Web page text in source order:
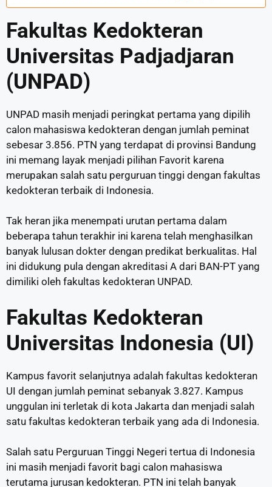
Fakultas Kedokteran
Universitas Padjadjaran
(UNPAD)
UNPAD masih menjadi peringkat pertama yang dipilih
calon mahasiswa kedokteran dengan jumlah peminat
sebesar 3.856. PTN yang terdapat di provinsi Bandung
ini memang layak menjadi pilihan Favorit karena
merupakan salah satu perguruan tinggi dengan fakultas
kedokteran terbaik di Indonesia.
Tak heran jika menempati urutan pertama dalam
beberapa tahun terakhir ini karena telah menghasilkan
banyak lulusan dokter dengan predikat berkualitas. Hal
ini didukung pula dengan akreditasi A dari BAN-PT yang
dimiliki oleh fakultas kedokteran UNPAD.
Fakultas Kedokteran
Universitas Indonesia (UI)
Kampus favorit selanjutnya adalah fakultas kedokteran
UI dengan jumlah peminat sebanyak 3.827. Kampus
unggulan ini terletak di kota Jakarta dan menjadi salah
satu fakultas kedokteran terbaik yang ada di Indonesia.
Salah satu Perguruan Tinggi Negeri tertua di Indonesia
ini masih menjadi favorit bagi calon mahasiswa
terutama jurusan kedokteran. PTN ini telah banyak